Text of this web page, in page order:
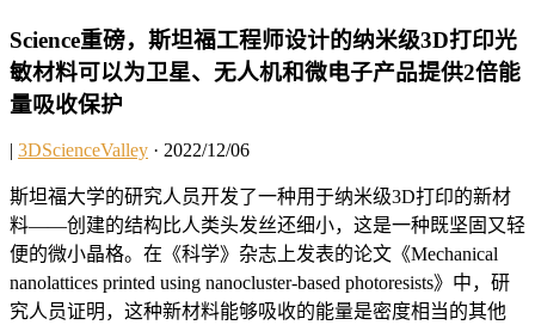
Science重磅，斯坦福工程师设计的纳米级3D打印光
敏材料可以为卫星、无人机和微电子产品提供2倍能
量吸收保护
| 3DScienceValley · 2022/12/06
斯坦福大学的研究人员开发了一种用于纳米级3D打印的新材
料——创建的结构比人类头发丝还细小，这是一种既坚固又轻
便的微小晶格。在《科学》杂志上发表的论文《Mechanical
nanolattices printed using nanocluster-based photoresists》中，研
究人员证明，这种新材料能够吸收的能量是密度相当的其他